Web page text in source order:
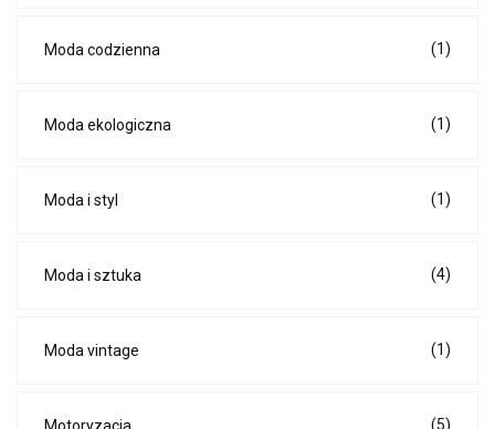
Moda codzienna (1)
Moda ekologiczna (1)
Moda i styl (1)
Moda i sztuka (4)
Moda vintage (1)
(5)